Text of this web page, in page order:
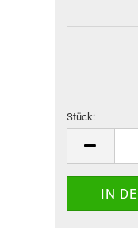
Stück:
Stück